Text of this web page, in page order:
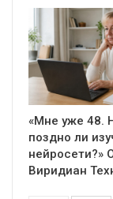
«Мне уже 48.
поздно ли
нейросети?»
Виридиан